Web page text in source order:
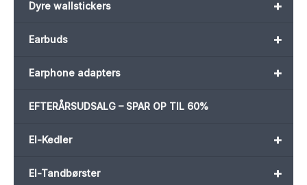
+
Dyre wallstickers
+
Earbuds
+
Earphone adapters
EFTERÅRSUDSALG – SPAR OP TIL 60%
+
El-Kedler
+
El-Tandbørster